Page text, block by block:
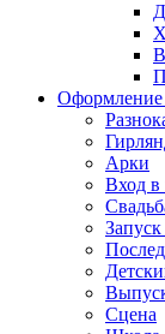
Арки
Вход в
Сцена